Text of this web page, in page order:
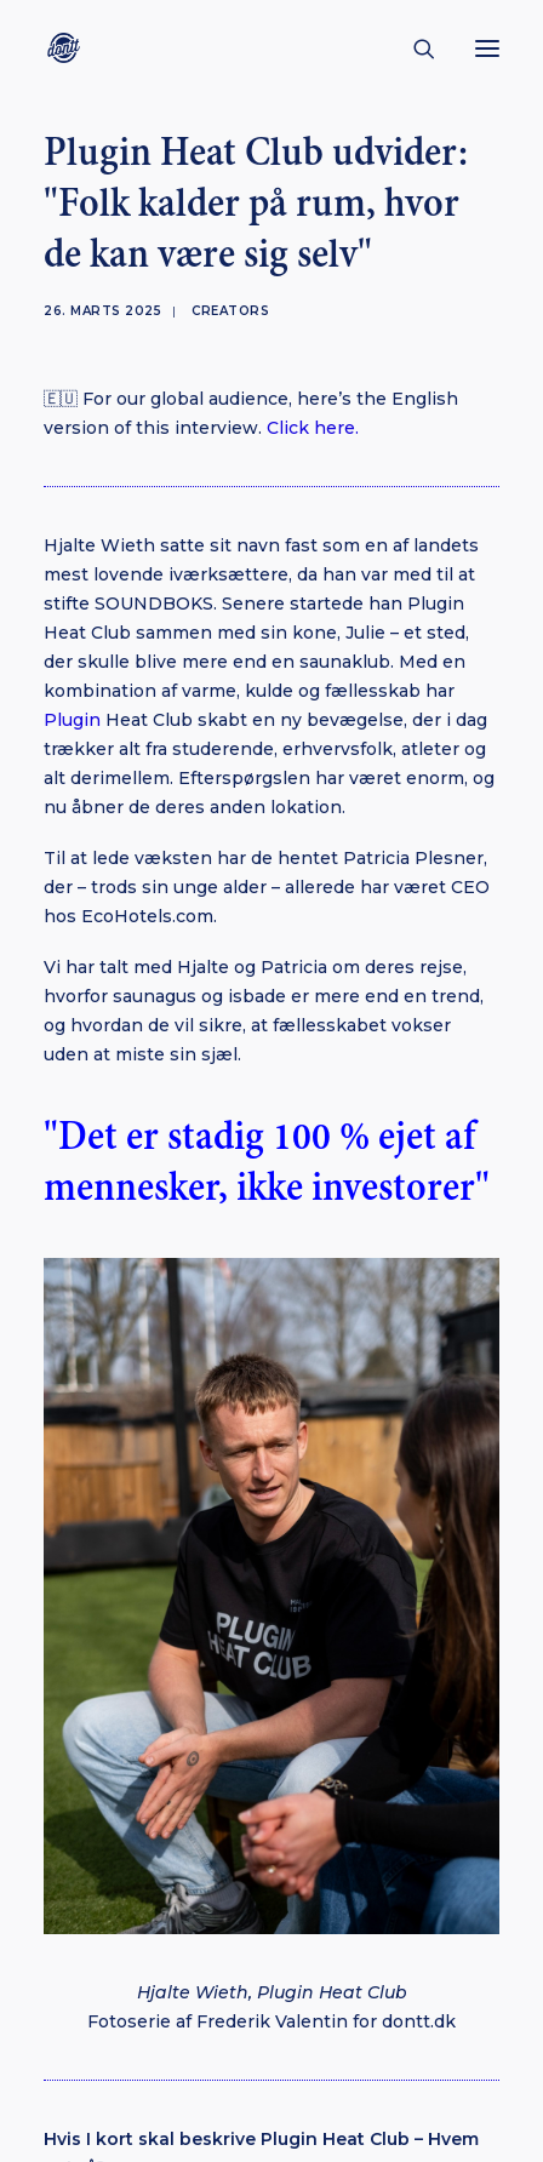
CONTACT
ABOUT
ENGLISH
BORNHOLM
Plugin Heat Club udvider:
"Folk kalder på rum, hvor
de kan være sig selv"
26. MARTS 2025 | CREATORS
🇪🇺 For our global audience, here’s the English
version of this interview. Click here.
Hjalte Wieth satte sit navn fast som en af landets
mest lovende iværksættere, da han var med til at
stifte SOUNDBOKS. Senere startede han Plugin
Heat Club sammen med sin kone, Julie – et sted,
der skulle blive mere end en saunaklub. Med en
kombination af varme, kulde og fællesskab har
Plugin Heat Club skabt en ny bevægelse, der i dag
trækker alt fra studerende, erhvervsfolk, atleter og
alt derimellem. Efterspørgslen har været enorm, og
nu åbner de deres anden lokation.
Til at lede væksten har de hentet Patricia Plesner,
der – trods sin unge alder – allerede har været CEO
hos EcoHotels.com.
Vi har talt med Hjalte og Patricia om deres rejse,
hvorfor saunagus og isbade er mere end en trend,
og hvordan de vil sikre, at fællesskabet vokser
uden at miste sin sjæl.
"Det er stadig 100 % ejet af
mennesker, ikke investorer"
Hjalte Wieth, Plugin Heat Club
Fotoserie af Frederik Valentin for dontt.dk
Hvis I kort skal beskrive Plugin Heat Club – Hvem